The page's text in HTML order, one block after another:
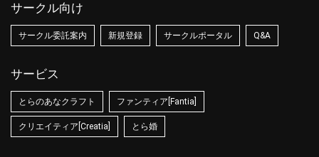
サークル向け
サークル委託案内 新規登録 サークルポータル Q&A
サービス
とらのあなクラフト ファンティア[Fantia]
クリエイティア[Creatia] とら婚